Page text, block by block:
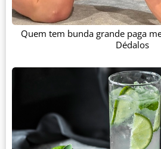
Quem tem bunda grande paga
Dédalos